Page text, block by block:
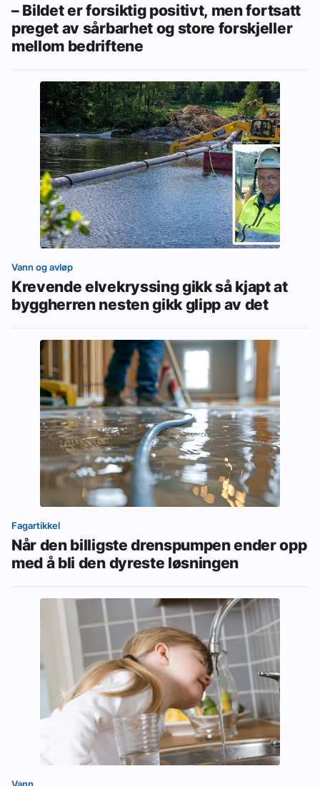
– Bildet er forsiktig positivt, men fortsatt
preget av sårbarhet og store forskjeller
mellom bedriftene
Vann og avløp
Krevende elvekryssing gikk så kjapt at
byggherren nesten gikk glipp av det
Fagartikkel
Når den billigste drenspumpen ender opp
med å bli den dyreste løsningen